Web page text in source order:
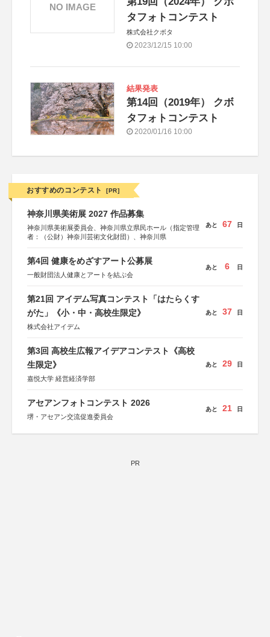
タフォトコンテスト
株式会社クボタ
2023/12/15 10:00
NO IMAGE
結果発表
第14回（2019年） クボ
タフォトコンテスト
2020/01/16 10:00
おすすめのコンテスト [PR]
神奈川県美術展 2027 作品募集
神奈川県美術展委員会、神奈川県立県民ホール（指定管理
者：（公財）神奈川芸術文化財団）、神奈川県
あと 67 日
第4回 健康をめざすアート公募展
一般財団法人健康とアートを結ぶ会
あと 6 日
第21回 アイデム写真コンテスト「はたらくす
がた」《小・中・高校生限定》
株式会社アイデム
あと 37 日
第3回 高校生広報アイデアコンテスト《高校
生限定》
嘉悦大学 経営経済学部
あと 29 日
アセアンフォトコンテスト 2026
堺・アセアン交流促進委員会
あと 21 日
PR